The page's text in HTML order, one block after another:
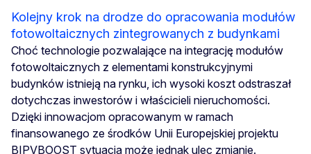
Kolejny krok na drodze do opracowania modułów
fotowoltaicznych zintegrowanych z budynkami
Choć technologie pozwalające na integrację modułów
fotowoltaicznych z elementami konstrukcyjnymi
budynków istnieją na rynku, ich wysoki koszt odstraszał
dotychczas inwestorów i właścicieli nieruchomości.
Dzięki innowacjom opracowanym w ramach
finansowanego ze środków Unii Europejskiej projektu
BIPVBOOST sytuacja może jednak ulec zmianie.